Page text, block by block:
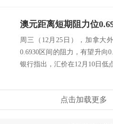
周三（12月25日），加拿大
0.6930区间的阻力，有望升向
银行指出，汇价在12月10日低
点击加载更多